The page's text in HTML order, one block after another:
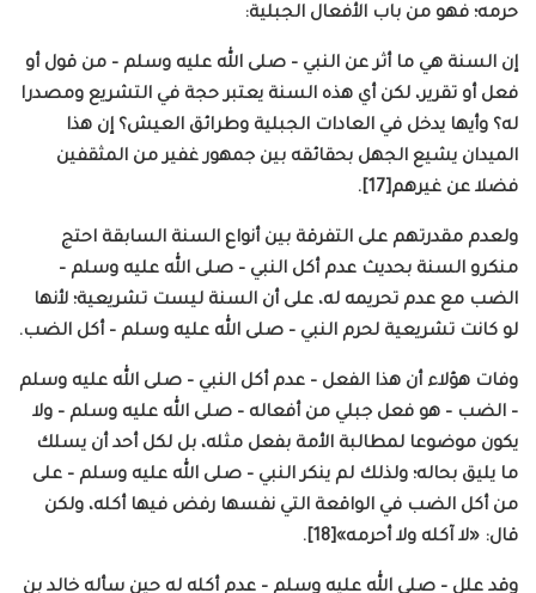
حرمه؛ فهو من باب الأفعال الجبلية:
إن السنة هي ما أثر عن النبي – صلى الله عليه وسلم – من قول أو
فعل أو تقرير، لكن أي هذه السنة يعتبر حجة في التشريع ومصدرا
له؟ وأيها يدخل في العادات الجبلية وطرائق العيش؟ إن هذا
الميدان يشيع الجهل بحقائقه بين جمهور غفير من المثقفين
فضلا عن غيرهم[17].
ولعدم مقدرتهم على التفرقة بين أنواع السنة السابقة احتج
منكرو السنة بحديث عدم أكل النبي – صلى الله عليه وسلم –
الضب مع عدم تحريمه له، على أن السنة ليست تشريعية؛ لأنها
لو كانت تشريعية لحرم النبي – صلى الله عليه وسلم – أكل الضب.
وفات هؤلاء أن هذا الفعل – عدم أكل النبي – صلى الله عليه وسلم
– الضب – هو فعل جبلي من أفعاله – صلى الله عليه وسلم – ولا
يكون موضوعا لمطالبة الأمة بفعل مثله، بل لكل أحد أن يسلك
ما يليق بحاله؛ ولذلك لم ينكر النبي – صلى الله عليه وسلم – على
من أكل الضب في الواقعة التي نفسها رفض فيها أكله، ولكن
قال: «لا آكله ولا أحرمه»[18].
وقد علل – صلى الله عليه وسلم – عدم أكله له حين سأله خالد بن